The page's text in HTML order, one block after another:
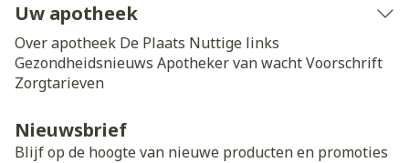
Uw apotheek
Over apotheek De Plaats Nuttige links
Gezondheidsnieuws Apotheker van wachtVoorschrift
Zorgtarieven
Nieuwsbrief
Blijf op de hoogte van nieuwe producten en promoties